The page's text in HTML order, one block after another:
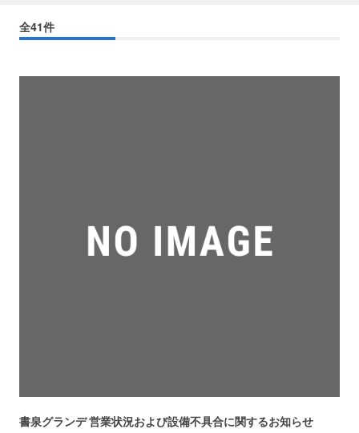
全41件
書泉グランデ 営業状況および設備不具合に関するお知らせ
その他
プライバシーポリシー